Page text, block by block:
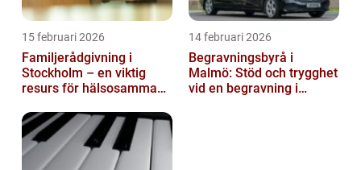
15 februari 2026
Familjerådgivning i
Stockholm – en viktig
resurs för hälsosamma
14 februari 2026
Begravningsbyrå i
Malmö: Stöd och trygghet
vid en begravning i